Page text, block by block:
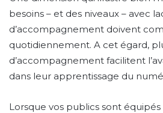
besoins – et des niveaux – avec
d’accompagnement doivent
quotidiennement. A cet égard,
d’accompagnement facilitent
dans leur apprentissage du
Lorsque vos publics sont